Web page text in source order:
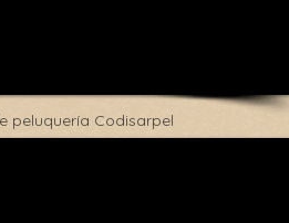
peluquería Codisarpel